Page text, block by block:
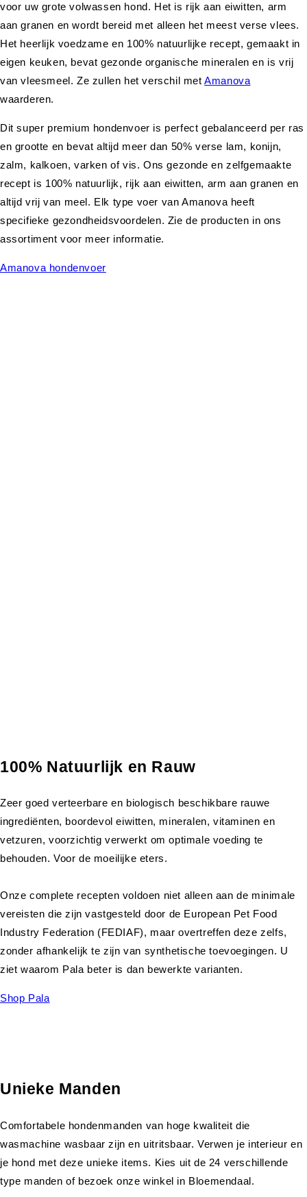
voor uw grote volwassen hond. Het is rijk aan eiwitten, arm
aan granen en wordt bereid met alleen het meest verse vlees.
Het heerlijk voedzame en 100% natuurlijke recept, gemaakt in
eigen keuken, bevat gezonde organische mineralen en is vrij
van vleesmeel. Ze zullen het verschil metAmanova
waarderen.
Dit super premium hondenvoer is perfect gebalanceerd per ras
en grootte en bevat altijd meer dan 50% verse lam, konijn,
zalm, kalkoen, varken of vis. Ons gezonde en zelfgemaakte
recept is 100% natuurlijk, rijk aan eiwitten, arm aan granen en
altijd vrij van meel. Elk type voer van Amanova heeft
specifieke gezondheidsvoordelen. Zie de producten in ons
assortiment voor meer informatie.
Amanova hondenvoer
100% Natuurlijk en Rauw
Zeer goed verteerbare en biologisch beschikbare rauwe
ingrediënten, boordevol eiwitten, mineralen, vitaminen en
vetzuren, voorzichtig verwerkt om optimale voeding te
behouden. Voor de moeilijke eters.
Onze complete recepten voldoen niet alleen aan de minimale
vereisten die zijn vastgesteld door de European Pet Food
Industry Federation (FEDIAF), maar overtreffen deze zelfs,
zonder afhankelijk te zijn van synthetische toevoegingen. U
ziet waarom Pala beter is dan bewerkte varianten.
Shop Pala
Unieke Manden
Comfortabele hondenmanden van hoge kwaliteit die
wasmachine wasbaar zijn en uitritsbaar. Verwen je interieur en
je hond met deze unieke items. Kies uit de 24 verschillende
type manden of bezoek onze winkel in Bloemendaal.